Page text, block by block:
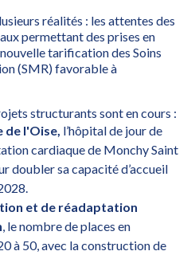
réalités : les attentes des
permettant des prises en
tarification des Soins
(SMR) favorable à
structurants sont en cours :
de l'Oise, l’hôpital de jour de
cardiaque de Monchy Saint
doubler sa capacité d’accueil
et de réadaptation
, le nombre de places en
à 50, avec la construction de